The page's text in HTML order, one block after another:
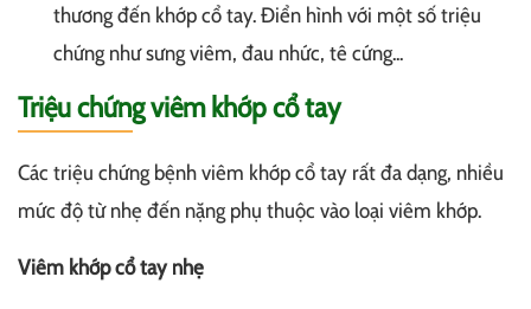
thương đến khớp cổ tay. Điển hình với một số triệu
chứng như sưng viêm, đau nhức, tê cứng...
Triệu chứng viêm khớp cổ tay
Các triệu chứng bệnh viêm khớp cổ tay rất đa dạng, nhiều
mức độ từ nhẹ đến nặng phụ thuộc vào loại viêm khớp.
Viêm khớp cổ tay nhẹ